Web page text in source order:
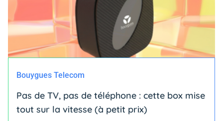
Bouygues Telecom
Pas de TV, pas de téléphone : cette box mise
tout sur la vitesse (à petit prix)